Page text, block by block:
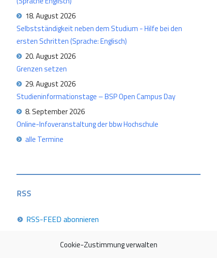
Cookie-Zustimmung verwalten
18. August 2026
Selbstständigkeit neben dem Studium - Hilfe bei den
ersten Schritten (Sprache: Englisch)
20. August 2026
Grenzen setzen
29. August 2026
Studieninformationstage – BSP Open Campus Day
8. September 2026
Online-Infoveranstaltung der bbw Hochschule
alle Termine
RSS
RSS-FEED abonnieren